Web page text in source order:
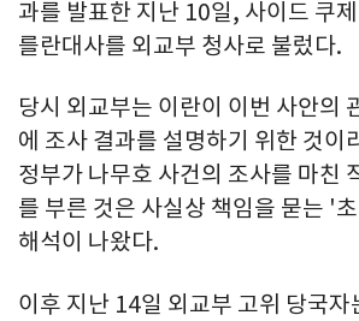
과를 발표한 지난 10일, 사이드 쿠
를란대사를 외교부 청사로 불렀다.
당시 외교부는 이란이 이번 사안의
에 조사 결과를 설명하기 위한 것이
정부가 나무호 사건의 조사를 마친
를 부른 것은 사실상 책임을 묻는 '
해석이 나왔다.
이후 지난 14일 외교부 고위 당국자